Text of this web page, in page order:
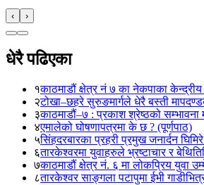
‹ ›
धेरै पढिएका
१काठमाडौं क्षेत्र नं ७ का नेकपाका
२टोखा–छहरे सुरुङमार्गले धेरै बस्ती
३काठमाडौं–७ : प्रकाश श्रेष्ठको
४एमालेको घोषणापत्रमा के छ ? (पूर्णपाठ)
५सिंहदरबारका प्रहरी प्रमुख जनार्दन
६तारकेश्वरमा युवाहरुले भ्रष्टाचार र
७काठमाडौं क्षेत्र नं. ६ मा लोकप्रिय युवा
८तारकेश्वर साङ्गला पटापुमा ईभी